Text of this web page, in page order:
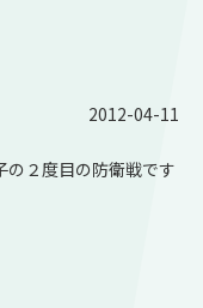
2012-04-11
の２度目の防衛戦です